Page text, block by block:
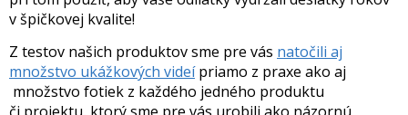
v špičkovej kvalite!
Z testov našich produktov sme pre vás natočili aj
množstvo ukážkových videípriamo z praxe ako aj
množstvo fotiek z každého jedného produktu